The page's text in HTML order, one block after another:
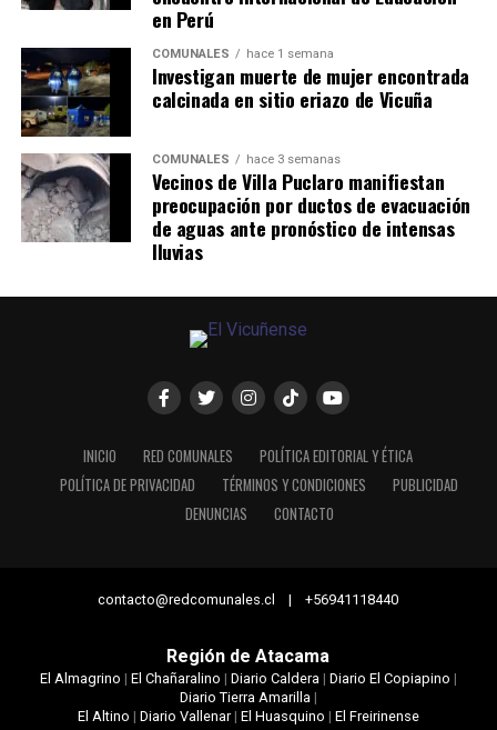
en Perú
COMUNALES hace 1 semana
Investigan muerte de mujer encontrada
calcinada en sitio eriazo de Vicuña
COMUNALES hace 3 semanas
Vecinos de Villa Puclaro manifiestan
preocupación por ductos de evacuación
de aguas ante pronóstico de intensas
lluvias
INICIO RED COMUNALES
POLÍTICA EDITORIAL Y ÉTICA
POLÍTICA DE PRIVACIDAD
TÉRMINOS Y CONDICIONES
PUBLICIDAD
DENUNCIAS
CONTACTO
contacto@redcomunales.cl | +56941118440
Región de Atacama
El Almagrino | El Chañaralino | Diario Caldera| Diario El Copiapino |
Diario Tierra Amarilla|
El Altino | Diario Vallenar| El Huasquino | El Freirinense